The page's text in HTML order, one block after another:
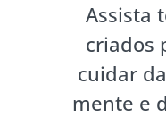
Assista
criados
cuidar
mente e